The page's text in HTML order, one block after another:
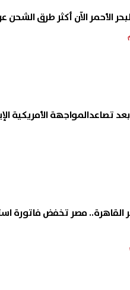
الأحمر الآن أكثر طرق
تصاعدالمواجهة الأمريكية